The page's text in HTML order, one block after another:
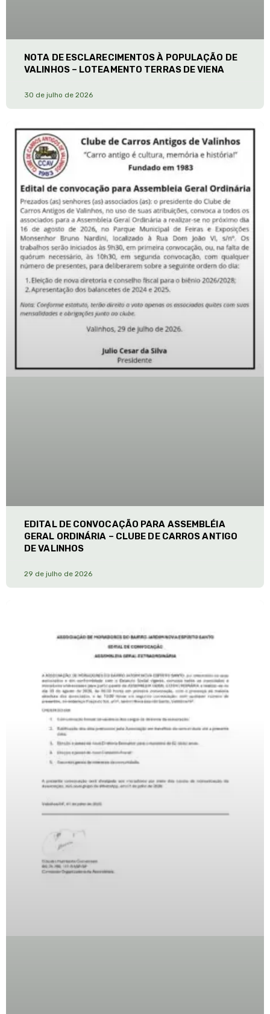
NOTA DE ESCLARECIMENTOS À POPULAÇÃO DE
VALINHOS – LOTEAMENTO TERRAS DE VIENA
30 de julho de 2026
EDITAL DE CONVOCAÇÃO PARA ASSEMBLÉIA
GERAL ORDINÁRIA – CLUBE DE CARROS ANTIGO
DE VALINHOS
29 de julho de 2026